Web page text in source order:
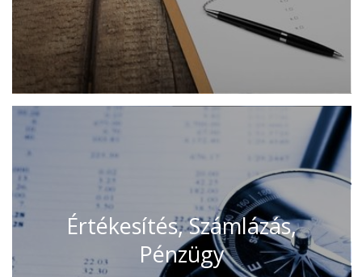
Értékesítés, Számlázás,
Pénzügy